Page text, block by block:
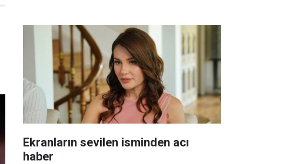
Ekranların sevilen isminden acı
haber